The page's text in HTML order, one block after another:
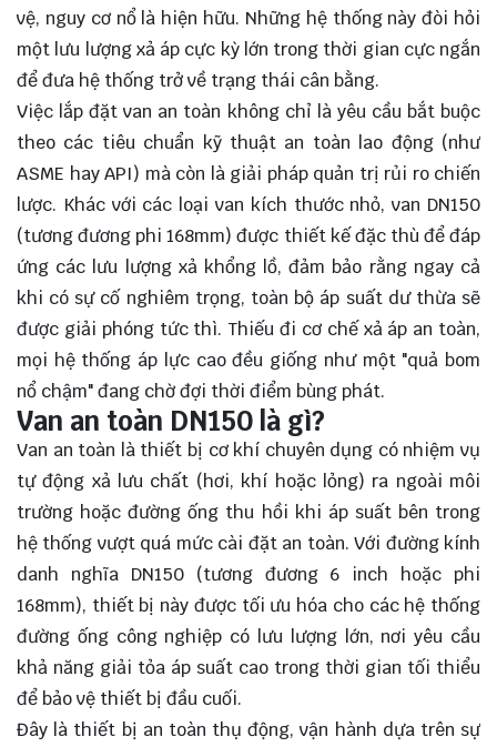
vệ, nguy cơ nổ là hiện hữu. Những hệ thống này đòi hỏi
một lưu lượng xả áp cực kỳ lớn trong thời gian cực ngắn
để đưa hệ thống trở về trạng thái cân bằng.
Việc lắp đặt van an toàn không chỉ là yêu cầu bắt buộc
theo các tiêu chuẩn kỹ thuật an toàn lao động (như
ASME hay API) mà còn là giải pháp quản trị rủi ro chiến
lược. Khác với các loại van kích thước nhỏ, van DN150
(tương đương phi 168mm) được thiết kế đặc thù để đáp
ứng các lưu lượng xả khổng lồ, đảm bảo rằng ngay cả
khi có sự cố nghiêm trọng, toàn bộ áp suất dư thừa sẽ
được giải phóng tức thì. Thiếu đi cơ chế xả áp an toàn,
mọi hệ thống áp lực cao đều giống như một "quả bom
nổ chậm" đang chờ đợi thời điểm bùng phát.
Van an toàn DN150 là gì?
Van an toàn là thiết bị cơ khí chuyên dụng có nhiệm vụ
tự động xả lưu chất (hơi, khí hoặc lỏng) ra ngoài môi
trường hoặc đường ống thu hồi khi áp suất bên trong
hệ thống vượt quá mức cài đặt an toàn. Với đường kính
danh nghĩa DN150 (tương đương 6 inch hoặc phi
168mm), thiết bị này được tối ưu hóa cho các hệ thống
đường ống công nghiệp có lưu lượng lớn, nơi yêu cầu
khả năng giải tỏa áp suất cao trong thời gian tối thiểu
để bảo vệ thiết bị đầu cuối.
Đây là thiết bị an toàn thụ động, vận hành dựa trên sự